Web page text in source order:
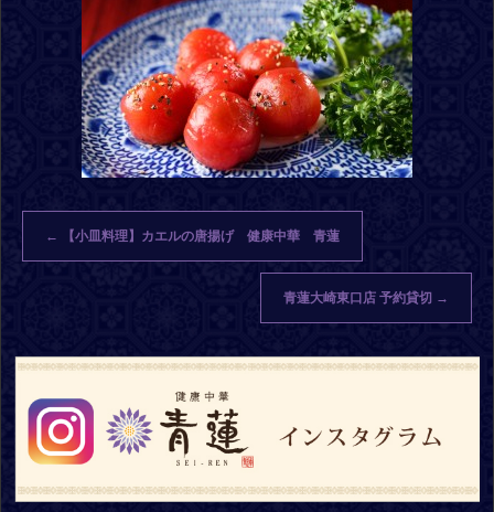
← 【小皿料理】カエルの唐揚げ 健康中華 青蓮
青蓮大崎東口店 予約貸切 →